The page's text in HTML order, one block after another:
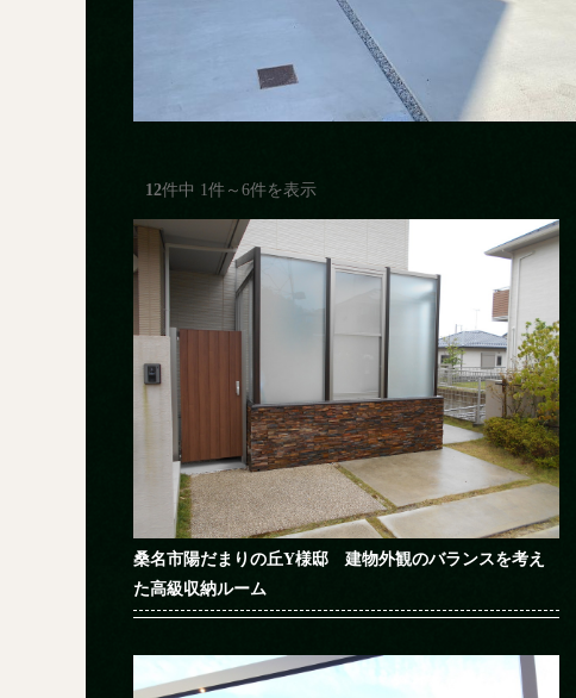
12件中 1件～ 6件を表示
桑名市陽だまりの丘Y様邸 建物外観のバランスを考え
た高級収納ルーム